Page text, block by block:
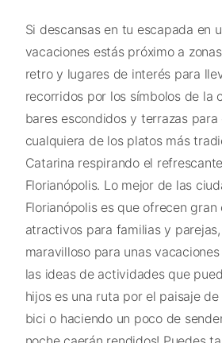
Si descansas en tu escapada en
vacaciones estás próximo a
retro y lugares de interés para
recorridos por los símbolos de la
bares escondidos y terrazas
cualquiera de los platos más
Catarina respirando el
Florianópolis. Lo mejor de las
Florianópolis es que ofrecen
atractivos para familias y
maravilloso para unas
las ideas de actividades que
hijos es una ruta por el paisaje
bici o haciendo un poco de